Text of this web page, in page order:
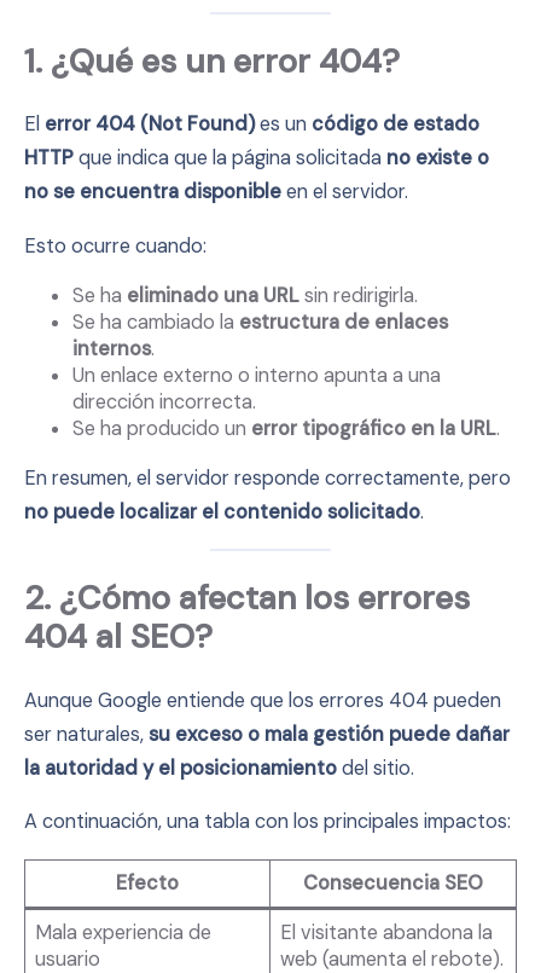
1. ¿Qué es un error 404?
El error 404 (Not Found)es un código de estado
HTTPque indica que la página solicitada no existe o
no se encuentra disponibleen el servidor.
Esto ocurre cuando:
Se ha eliminado una URLsin redirigirla.
Se ha cambiado la estructura de enlaces
internos.
Un enlace externo o interno apunta a una
dirección incorrecta.
Se ha producido un error tipográfico en la URL.
En resumen, el servidor responde correctamente, pero
no puede localizar el contenido solicitado.
2. ¿Cómo afectan los errores
404 al SEO?
Aunque Google entiende que los errores 404 pueden
ser naturales,su exceso o mala gestión puede dañar
la autoridad y el posicionamientodel sitio.
A continuación, una tabla con los principales impactos:
Efecto
Consecuencia SEO
Mala experiencia de
usuario
El visitante abandona la
web (aumenta el rebote).